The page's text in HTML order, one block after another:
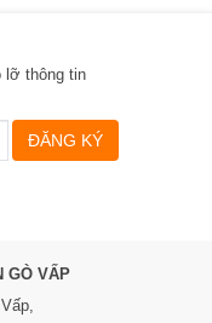
lỡ thông tin
ĐĂNG KÝ
GÒ VẤP